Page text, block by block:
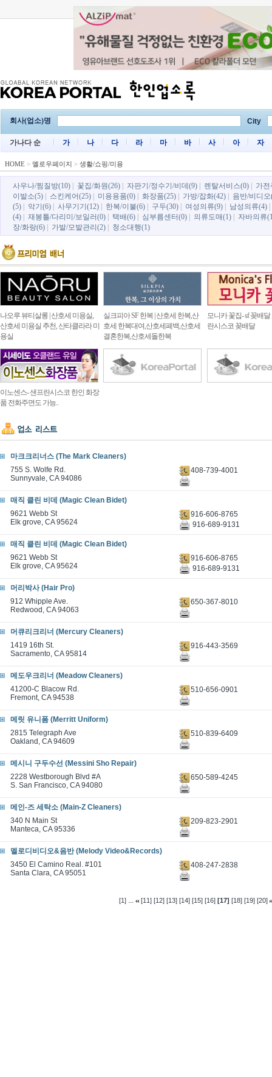
회사(업소)명 City
가나다 순 가 나 다 라 마 바 사 아 자
HOME > 옐로우페이지 > 생활/쇼핑/미용
사우나/찜질방(10) 꽃집/화원(26) 자판기/정수기/비데(9) 렌탈서비스(0)
가전
이발소(5)
스킨케어(25) 미용용품(0) 화장품(25) 가방/잡화(42)
음반/비디오
(5)
악기(6) 사무기기(12) 한복/이불(6) 구두(30) 여성의류(9) 남성의류(4)
(4)
재봉틀/다리미/보일러(0) 택배(6) 심부름센터(0) 의류도매(1)
자바의류
장/화랑(6)
가발/모발관리(2) 청소대행(1)
나오루 뷰티살롱 | 산호세 미용실,
산호세 미용실 추천, 산타클라라 미
용실
실크피아 SF 한복 | 산호세 한복,산
호세 한복대여,산호세폐백,산호세
결혼한복,산호세돌한복
모니카 꽃집- sf 꽂배
란시스코 꽂배달
이노센스- 샌프란시스코 한인 화장
품 전화주면도 가능..
마크크리너스 (The Mark Cleaners)
755 S. Wolfe Rd.
Sunnyvale, CA 94086
408-739-4001
매직 클린 비데 (Magic Clean Bidet)
9621 Webb St
Elk grove, CA 95624
916-606-8765
916-689-9131
매직 클린 비데 (Magic Clean Bidet)
9621 Webb St
Elk grove, CA 95624
916-606-8765
916-689-9131
머리박사 (Hair Pro)
912 Whipple Ave.
Redwood, CA 94063
650-367-8010
머큐리크리너 (Mercury Cleaners)
1419 16th St.
Sacramento, CA 95814
916-443-3569
메도우크리너 (Meadow Cleaners)
41200-C Blacow Rd.
Fremont, CA 94538
510-656-0901
메릿 유니폼 (Merritt Uniform)
2815 Telegraph Ave
Oakland, CA 94609
510-839-6409
메시니 구두수선 (Messini Sho Repair)
2228 Westborough Blvd #A
S. San Francisco, CA 94080
650-589-4245
메인-즈 세탁소 (Main-Z Cleaners)
340 N Main St
Manteca, CA 95336
209-823-2901
멜로디비디오&음반 (Melody Video&Records)
3450 El Camino Real. #101
Santa Clara, CA 95051
408-247-2838
[1]... [11] [12] [13] [14] [15] [16] [17] [18] [19] [20]